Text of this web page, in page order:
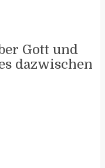
Gott und
dazwischen